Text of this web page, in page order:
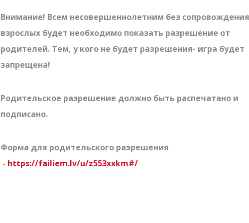
Внимание! Всем несовершеннолетним без сопровождения
взрослых будет необходимо показать разрешение от
родителей. Тем, у кого не будет разрешения- игра будет
запрещена!
Родительское разрешение должно быть распечатано и
подписано.
Форма для родительского разрешения
- https://failiem.lv/u/z553xxkm#/